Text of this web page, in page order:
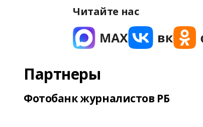
Читайте нас
Партнеры
Фотобанк журналистов РБ